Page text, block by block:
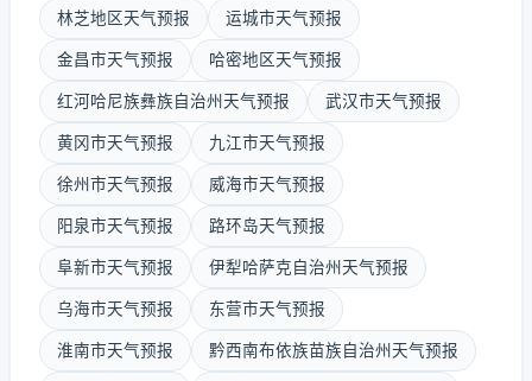
林芝地区天气预报 运城市天气预报
金昌市天气预报 哈密地区天气预报
红河哈尼族彝族自治州天气预报 武汉市天气预报
黄冈市天气预报 九江市天气预报
徐州市天气预报 威海市天气预报
阳泉市天气预报 路环岛天气预报
阜新市天气预报 伊犁哈萨克自治州天气预报
乌海市天气预报 东营市天气预报
淮南市天气预报 黔西南布依族苗族自治州天气预报